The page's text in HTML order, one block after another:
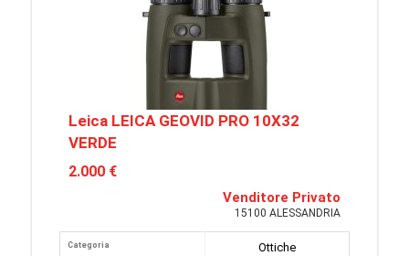
Leica LEICA GEOVID PRO 10X32
VERDE
2.000 €
Venditore Privato
15100 ALESSANDRIA
Categoria
Ottiche